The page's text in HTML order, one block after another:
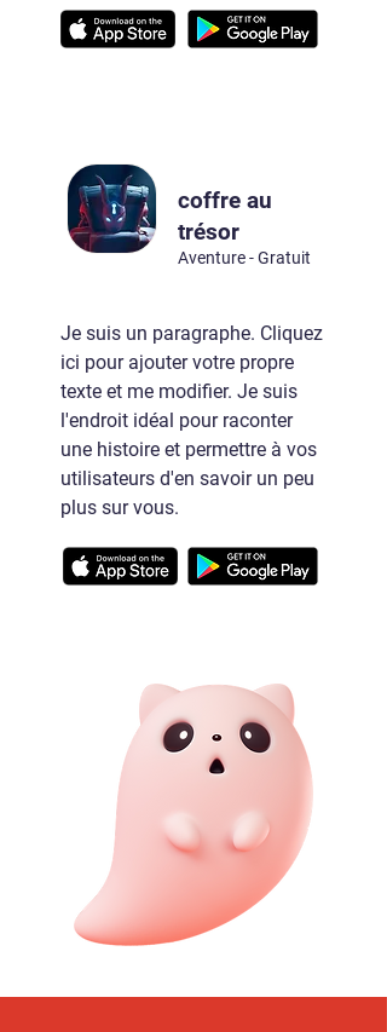
coffre au
trésor
Aventure - Gratuit
Je suis un paragraphe. Cliquez
ici pour ajouter votre propre
texte et me modifier. Je suis
l'endroit idéal pour raconter
une histoire et permettre à vos
utilisateurs d'en savoir un peu
plus sur vous.